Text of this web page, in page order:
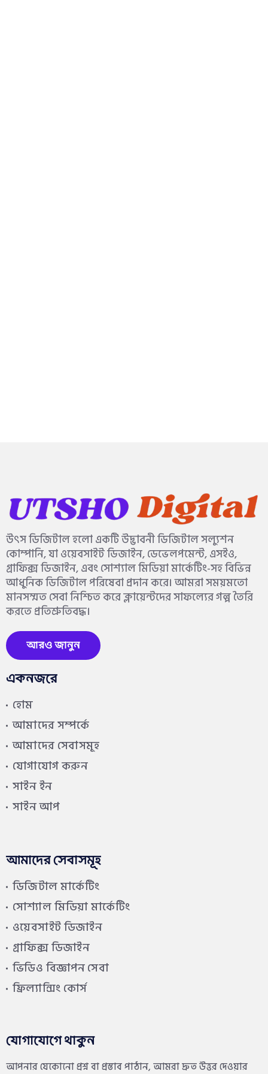
উৎস ডিজিটাল হলো একটি উদ্ভাবনী ডিজিটাল সল্যুশন
কোম্পানি, যা ওয়েবসাইট ডিজাইন, ডেভেলপমেন্ট, এসইও,
গ্রাফিক্স ডিজাইন, এবং সোশ্যাল মিডিয়া মার্কেটিং-সহ বিভিন্ন
আধুনিক ডিজিটাল পরিষেবা প্রদান করে। আমরা সময়মতো
মানসম্মত সেবা নিশ্চিত করে ক্লায়েন্টদের সাফল্যের গল্প তৈরি
করতে প্রতিশ্রুতিবদ্ধ।
আরও জানুন
একনজরে
হোম
আমাদের সম্পর্কে
আমাদের সেবাসমূহ
যোগাযোগ করুন
সাইন ইন
সাইন আপ
আমাদের সেবাসমূহ
ডিজিটাল মার্কেটিং
সোশ্যাল মিডিয়া মার্কেটিং
ওয়েবসাইট ডিজাইন
গ্রাফিক্স ডিজাইন
ভিডিও বিজ্ঞাপন সেবা
ফ্রিল্যান্সিং কোর্স
যোগাযোগে থাকুন
আপনার যেকোনো প্রশ্ন বা প্রস্তাব পাঠান, আমরা দ্রুত উত্তর দেওয়ার